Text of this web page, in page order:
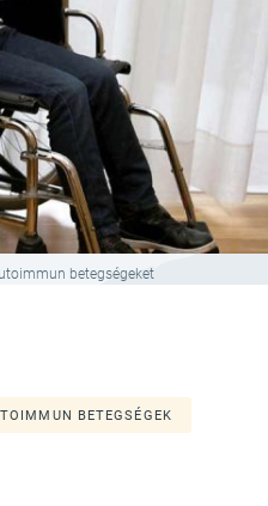
betegségeket
BETEGSÉGEK